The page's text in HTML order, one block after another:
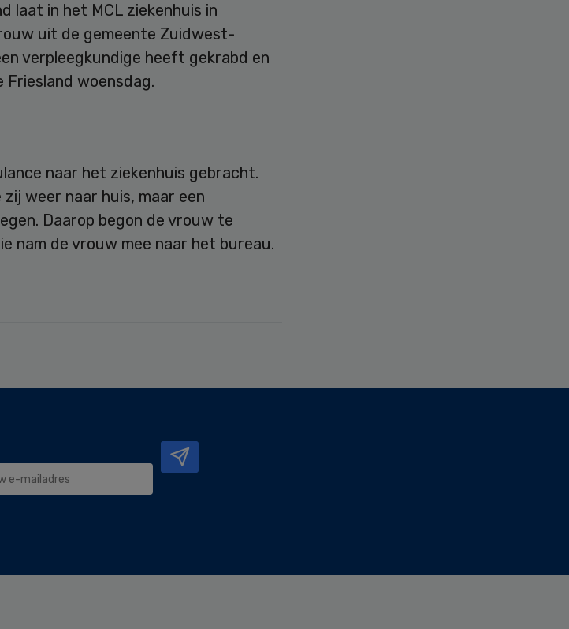
laat in het MCL ziekenhuis in
uit de gemeente Zuidwest-
verpleegkundige heeft gekrabd en
woensdag.
naar het ziekenhuis gebracht.
weer naar huis, maar een
Daarop begon de vrouw te
nam de vrouw mee naar het bureau.